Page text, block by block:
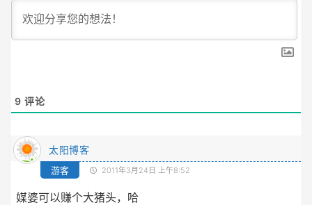
9 评论
太阳博客
游客 2011年3月24日 上午8:52
媒婆可以赚个大猪头，哈